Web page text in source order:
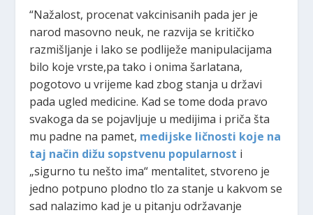
“Nažalost, procenat vakcinisanih pada jer je
narod masovno neuk, ne razvija se kritičko
razmišljanje i lako se podliježe manipulacijama
bilo koje vrste,pa tako i onima šarlatana,
pogotovo u vrijeme kad zbog stanja u državi
pada ugled medicine. Kad se tome doda pravo
svakoga da se pojavljuje u medijima i priča šta
mu padne na pamet, medijske ličnosti koje na
taj način dižu sopstvenu popularnost i
„sigurno tu nešto ima“ mentalitet, stvoreno je
jedno potpuno plodno tlo za stanje u kakvom se
sad nalazimo kad je u pitanju održavanje